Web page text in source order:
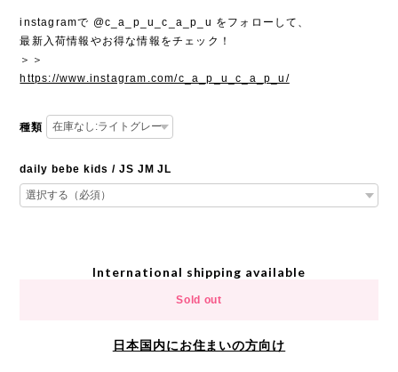
instagramで @c_a_p_u_c_a_p_u をフォローして、
最新入荷情報やお得な情報をチェック！
＞＞
https://www.instagram.com/c_a_p_u_c_a_p_u/
種類
daily bebe kids / JS JM JL
International shipping available
Sold out
日本国内にお住まいの方向け